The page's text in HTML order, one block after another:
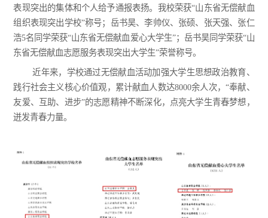
表现突出的集体和个人给予通报表扬。我校荣获“山东省无偿献血
组织表现突出学校”称号；岳书昊、李帅仪、张硕、张天强、张仁
浩5名同学荣获“山东省无偿献血爱心大学生”；岳书昊同学荣获“山
东省无偿献血志愿服务表现突出大学生”荣誉称号。
近年来，学校通过无偿献血活动加强大学生思想政治教育、
践行社会主义核心价值观，累计献血人数达8000余人次，“奉献、
友爱、互助、进步”的志愿精神不断深化，点亮大学生青春梦想，
迸发青春力量。